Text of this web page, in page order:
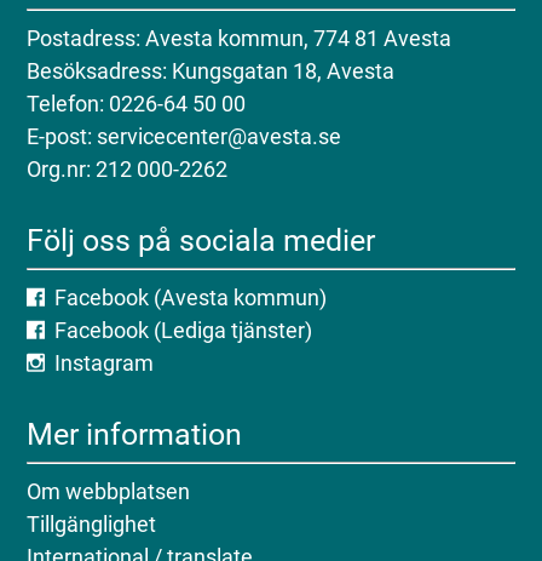
Postadress: Avesta kommun, 774 81 Avesta
Besöksadress: Kungsgatan 18, Avesta
Telefon: 0226-64 50 00
E-post: servicecenter@avesta.se
Org.nr: 212 000-2262
Följ oss på sociala medier
Facebook (Avesta kommun)
Facebook (Lediga tjänster)
Instagram
Mer information
Om webbplatsen
Tillgänglighet